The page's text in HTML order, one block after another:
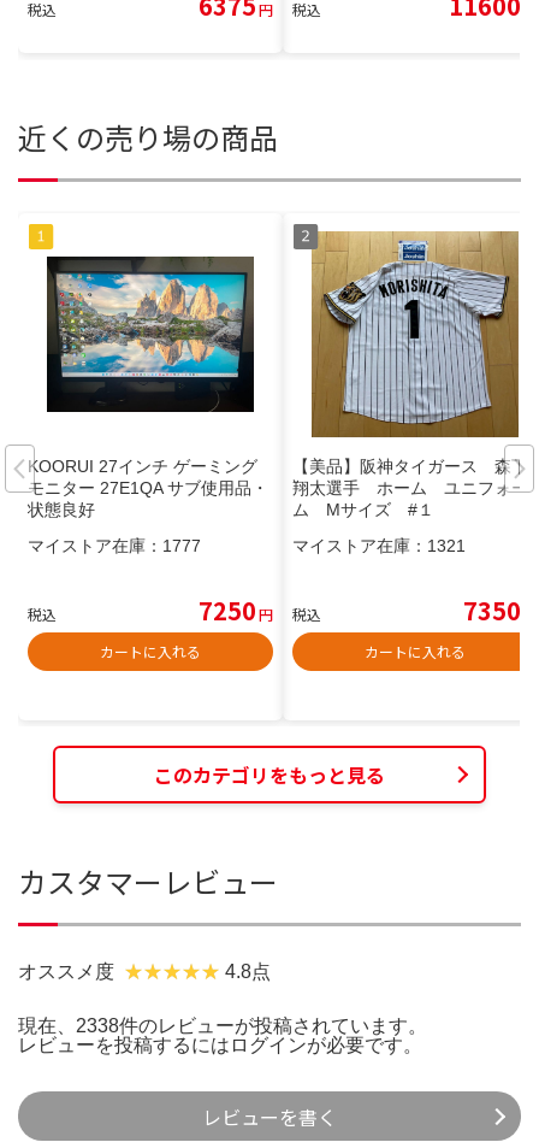
税込 円 税込
近くの売り場の商品
KOORUI 27インチ ゲーミング
モニター 27E1QA サブ使用品・
状態良好
マイストア在庫： 1777
税込 7250円
カートに入れる
【美品】阪神タイガース 森下
翔太選手 ホーム ユニフォー
ム Mサイズ #１
マイストア在庫： 1321
税込 7350
カートに入れる
このカテゴリをもっと見る
カスタマーレビュー
オススメ度 4.8点
現在、2338件のレビューが投稿されています。
レビューを投稿するには ログインが必要です。
レビューを書く